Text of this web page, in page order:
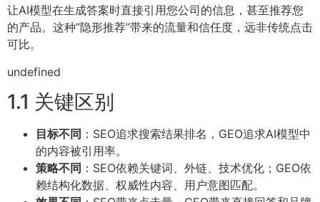
让AI模型在生成答案时直接引用您公司的信息，甚至推荐您
的产品。这种“隐形推荐”带来的流量和信任度，远非传统点击
可比。
undefined
1.1 关键区别
目标不同 ：SEO追求搜索结果排名，GEO追求AI模型中
的内容被引用率。
策略不同 ：SEO依赖关键词、外链、技术优化；GEO依
赖结构化数据、权威性内容、用户意图匹配。